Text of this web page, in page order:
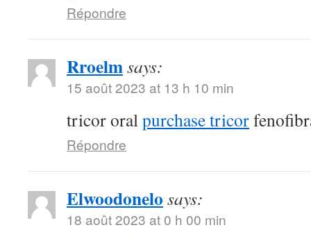
Répondre
Rroelmsays:
15 août 2023 at 13 h 10 min
tricor oralpurchase tricor
Répondre
Elwoodonelo says:
18 août 2023 at 0 h 00 min